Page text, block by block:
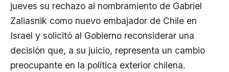
jueves su rechazo al nombramiento de Gabriel
Zaliasnik como nuevo embajador de Chile en
Israel y solicitó al Gobierno reconsiderar una
decisión que, a su juicio, representa un cambio
preocupante en la política exterior chilena.